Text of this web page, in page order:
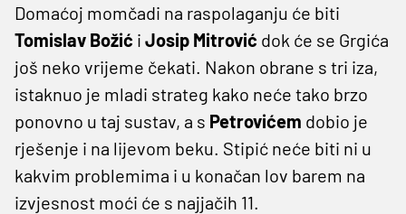
Domaćoj momčadi na raspolaganju će biti
Tomislav Božić i Josip Mitrović dok će se Grgića
još neko vrijeme čekati. Nakon obrane s tri iza,
istaknuo je mladi strateg kako neće tako brzo
ponovno u taj sustav, a s Petrovićem dobio je
rješenje i na lijevom beku. Stipić neće biti ni u
kakvim problemima i u konačan lov barem na
izvjesnost moći će s najjačih 11.